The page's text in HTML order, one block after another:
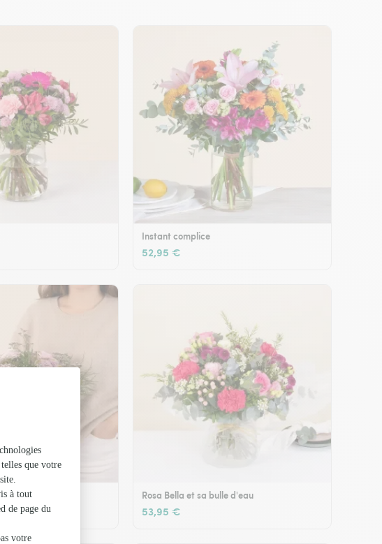
Instant complice
52,95 €
Rosa Bella et sa bulle d'eau
53,95 €